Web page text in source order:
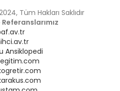
Tüm Hakları Saklıdır
Ansiklopedi